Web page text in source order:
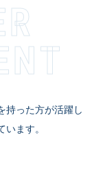
持った方が活躍し
ます。